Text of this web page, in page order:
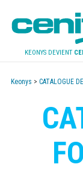
KEONYS DEVIENT
Keonys > CATALOGUE